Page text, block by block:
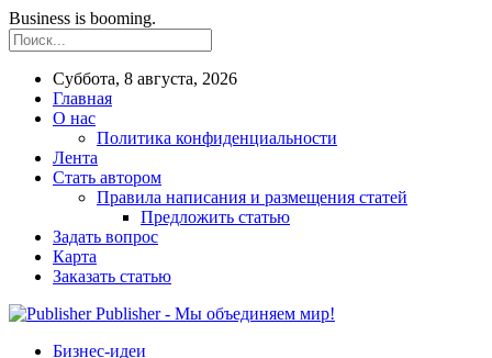
Business is booming.
Суббота, 8 августа, 2026
Главная
О нас
Политика конфиденциальности
Лента
Стать автором
Правила написания и размещения статей
Предложить статью
Задать вопрос
Карта
Заказать статью
Publisher - Мы объединяем мир!
Бизнес-идеи